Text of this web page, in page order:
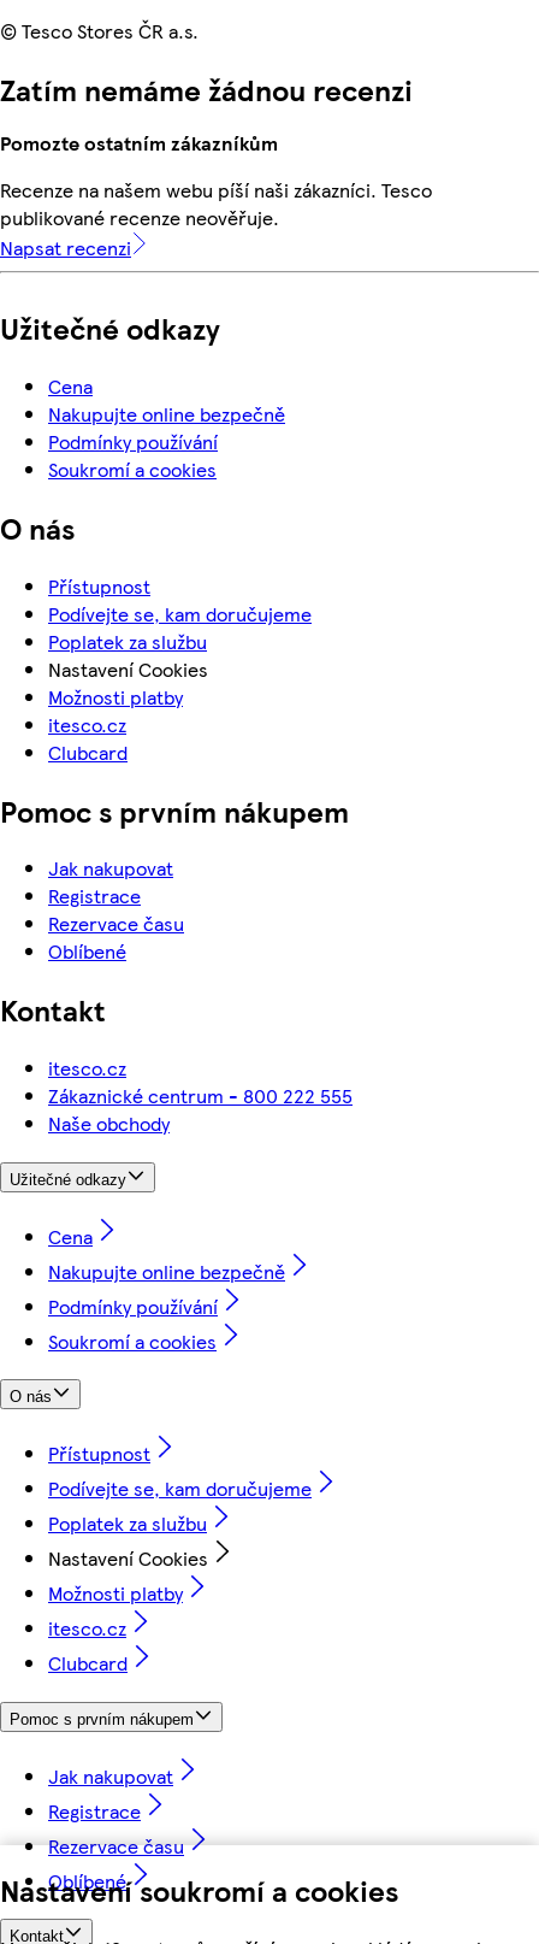
Nastavení soukromí a cookies
© Tesco Stores ČR a.s.
Zatím nemáme žádnou recenzi
Pomozte ostatním zákazníkům
Recenze na našem webu píší naši zákazníci. Tesco
publikované recenze neověřuje.
Napsat recenzi
Užitečné odkazy
Cena
Nakupujte online bezpečně
Podmínky používání
Soukromí a cookies
O nás
Přístupnost
Podívejte se, kam doručujeme
Poplatek za službu
Nastavení Cookies
Možnosti platby
itesco.cz
Clubcard
Pomoc s prvním nákupem
Jak nakupovat
Registrace
Rezervace času
Oblíbené
Kontakt
itesco.cz
Zákaznické centrum - 800 222 555
Naše obchody
Užitečné odkazy
Cena
Nakupujte online bezpečně
Podmínky používání
Soukromí a cookies
O nás
Přístupnost
Podívejte se, kam doručujeme
Poplatek za službu
Nastavení Cookies
Možnosti platby
itesco.cz
Clubcard
Pomoc s prvním nákupem
Jak nakupovat
Registrace
Rezervace času
Oblíbené
Kontakt